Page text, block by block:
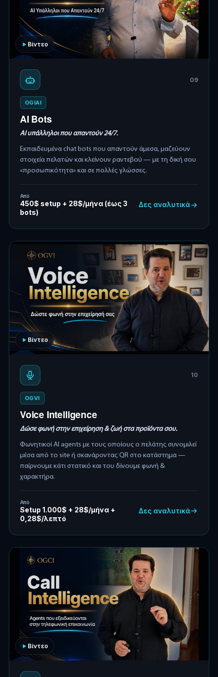
Βίντεο
09
OGIAI
AI Bots
AI υπάλληλοι που απαντούν 24/7.
Εκπαιδευμένα chat bots που απαντούν άμεσα, μαζεύουν
στοιχεία πελατών και κλείνουν ραντεβού — με τη δική σου
«προσωπικότητα» και σε πολλές γλώσσες.
Από
450$ setup + 28$/μήνα (έως 3
bots)
Δες αναλυτικά
Βίντεο
10
OGVI
Voice Intelligence
Δώσε φωνή στην επιχείρηση & ζωή στα προϊόντα σου.
Φωνητικοί AI agents με τους οποίους ο πελάτης συνομιλεί
μέσα από το site ή σκανάροντας QR στο κατάστημα —
παίρνουμε κάτι στατικό και του δίνουμε φωνή &
χαρακτήρα.
Από
Setup 1.000$ + 28$/μήνα +
0,28$/λεπτό
Δες αναλυτικά
Βίντεο